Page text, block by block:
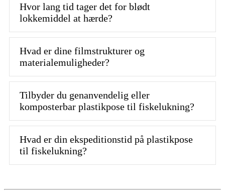
Hvor lang tid tager det for blødt
lokkemiddel at hærde?
Hvad er dine filmstrukturer og
materialemuligheder?
Tilbyder du genanvendelig eller
komposterbar plastikpose til fiskelukning?
Hvad er din ekspeditionstid på plastikpose
til fiskelukning?